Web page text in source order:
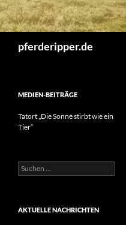
pferderipper.de
MEDIEN-BEITRÄGE
Tatort „Die Sonne stirbt wie ein
Tier“
Suchen
nach:
AKTUELLE NACHRICHTEN